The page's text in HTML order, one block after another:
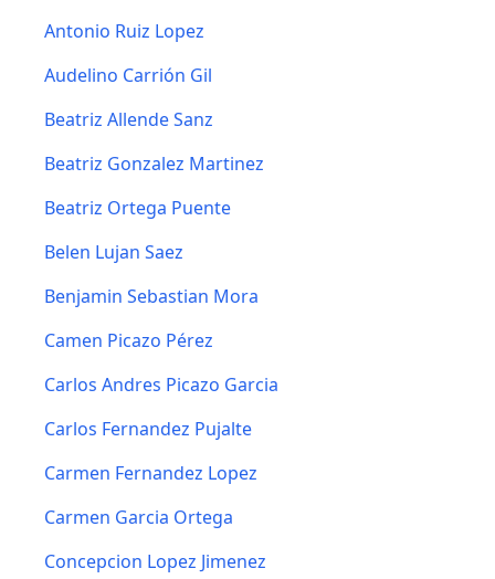
Antonio Ruiz Lopez
Audelino Carrión Gil
Beatriz Allende Sanz
Beatriz Gonzalez Martinez
Beatriz Ortega Puente
Belen Lujan Saez
Benjamin Sebastian Mora
Camen Picazo Pérez
Carlos Andres Picazo Garcia
Carlos Fernandez Pujalte
Carmen Fernandez Lopez
Carmen Garcia Ortega
Concepcion Lopez Jimenez